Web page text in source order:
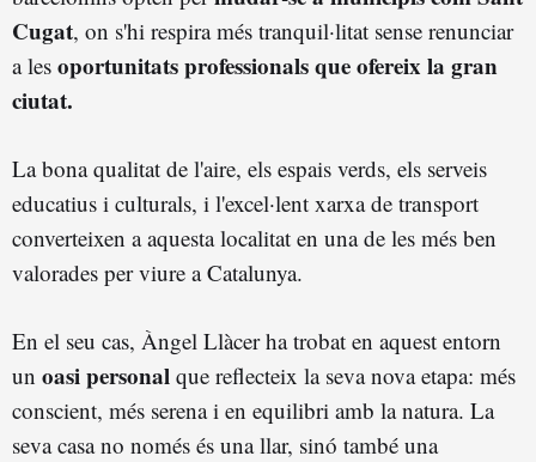
Cugat, on s'hi respira més tranquil·litat sense renunciar
a les oportunitats professionals que ofereix la gran
ciutat.
La bona qualitat de l'aire, els espais verds, els serveis
educatius i culturals, i l'excel·lent xarxa de transport
converteixen a aquesta localitat en una de les més ben
valorades per viure a Catalunya.
En el seu cas, Àngel Llàcer ha trobat en aquest entorn
un oasi personal que reflecteix la seva nova etapa: més
conscient, més serena i en equilibri amb la natura. La
seva casa no només és una llar, sinó també una